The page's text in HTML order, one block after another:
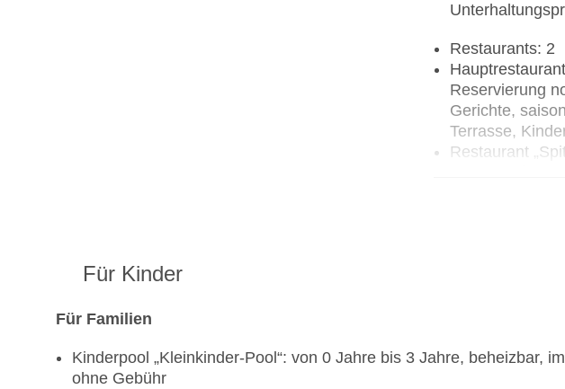
Restaurants: 2
Reservierung
Gerichte,
Terrasse,
Restaurant
Gerichte, à la
Für Kinder
Für Familien
Kinderpool „Kleinkinder-Pool“: von 0 Jahre bis 3 Jahre, beheizbar,
ohne Gebühr